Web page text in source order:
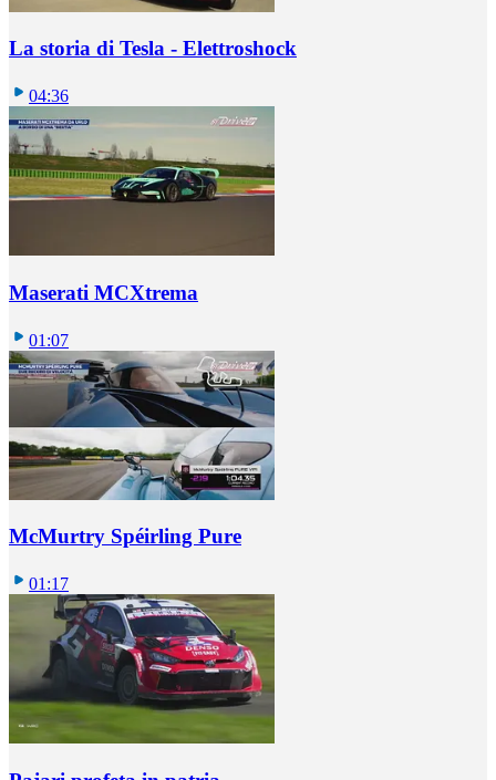
La storia di Tesla - Elettroshock
04:36
Maserati MCXtrema
01:07
McMurtry Spéirling Pure
01:17